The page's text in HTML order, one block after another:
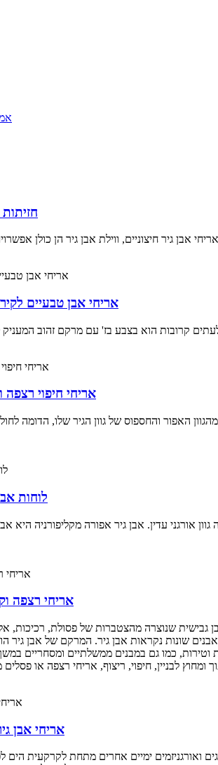
חזיתות
אריחי אבן טבעיים
אריחי חיפוי רצפה
האפור והחספוס של גוון הגיר שלו, הדומה
לוחות
אורגני עדין. אבן גיר אפורה מקליפורניה
אריחי רצפה
שנוצרה מהצטברות של פסולת, רכיכות,
וטירות, כמו גם במבנים ממשלתיים ומסחריים
אריחי אבן
ואורגניזמים ימיים אחרים מתחת לקרקעית הים